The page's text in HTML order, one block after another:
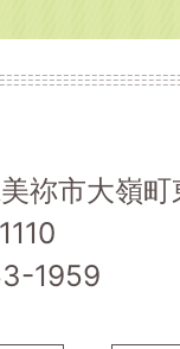
祢市大嶺
1959